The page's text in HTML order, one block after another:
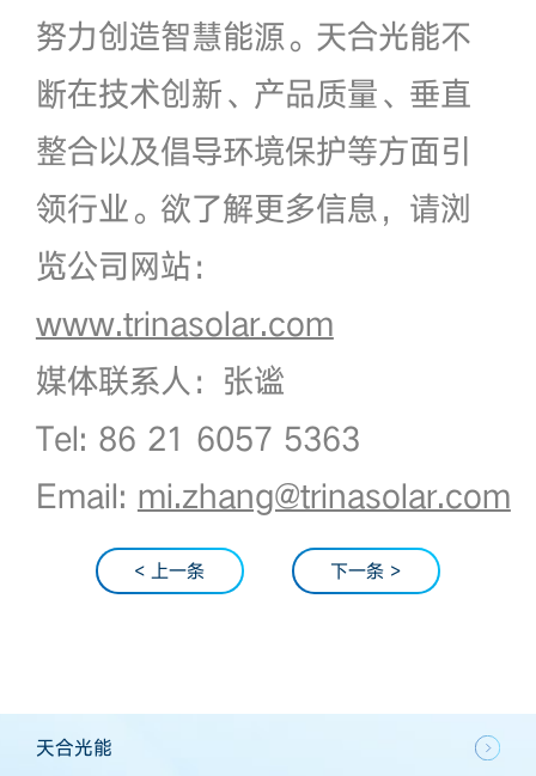
努力创造智慧能源。天合光能不
断在技术创新、产品质量、垂直
整合以及倡导环境保护等方面引
领行业。欲了解更多信息，请浏
览公司网站：
www.trinasolar.com
媒体联系人：张谧
Tel: 86 21 6057 5363
Email: mi.zhang@trinasolar.com
< 上一条 下一条 >
天合光能